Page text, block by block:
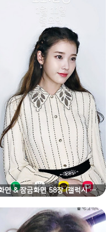
아이유(IU) 골든디스크 셀카 폰 배경화면 & 잠금화면 58장 (갤럭시 노트8, 노트9, S8, S9)